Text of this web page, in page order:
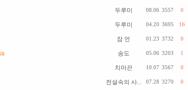
두루미 08.06 3557 0
두루미 04.20 3695 16
잠 언 01.23 3732 0
송도 05.06 3203 1
치마끈 10.07 3567 0
전설속의 사... 07.28 3270 0